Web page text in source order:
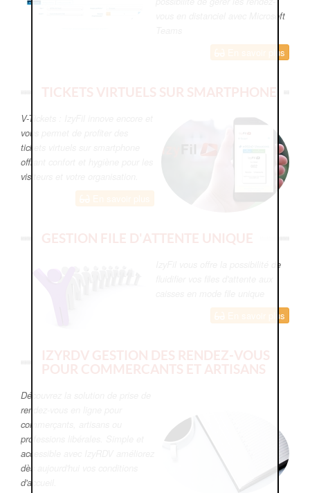
vous en distanciel avec Microsoft
En savoir plus
TICKETS VIRTUELS SUR SMARTPHONE
V-Tickets : IzyFil innove encore et
vous permet de profiter des
tickets virtuels sur smartphone
offrant confort et hygiène pour les
visiteurs et votre organisation.
GESTION FILE D'ATTENTE UNIQUE
IzyFil vous offre la possibilité de
En savoir plus
IZYRDV GESTION DES RENDEZ-VOUS
POUR COMMERCANTS ET ARTISANS
Découvrez la solution de prise de
rendez-vous en ligne pour
commerçants, artisans ou
professions libérales. Simple et
accessible avec IzyRDV améliorez
dès aujourd'hui vos conditions
d'accueil.